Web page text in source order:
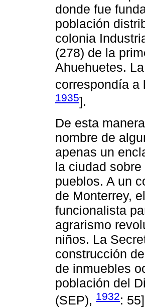
donde fue
población
colonia
(278) de la
Ahuehuetes.
correspondía a
1935].
De esta
nombre de
apenas un
la ciudad
pueblos. A un
de Monterrey,
funcionalista
agrarismo
niños. La
construcción
de inmuebles
población del
(SEP), 1932: